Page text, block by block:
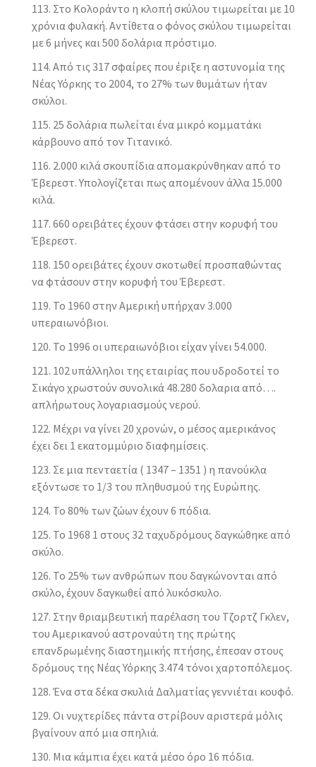
Στο Κολοράντο η κλοπή σκύλου τιμωρείται με 10
χρόνια φυλακή. Αντίθετα ο φόνος σκύλου τιμωρείται
με 6 μήνες και 500 δολάρια πρόστιμο.
Από τις 317 σφαίρες που έριξε η αστυνομία της
Νέας Υόρκης το 2004, το 27% των θυμάτων ήταν
σκύλοι.
25 δολάρια πωλείται ένα μικρό κομματάκι
κάρβουνο από τον Τιτανικό.
2.000 κιλά σκουπίδια απομακρύνθηκαν από το
Έβερεστ. Υπολογίζεται πως απομένουν άλλα 15.000
κιλά.
660 ορειβάτες έχουν φτάσει στην κορυφή του
Έβερεστ.
150 ορειβάτες έχουν σκοτωθεί προσπαθώντας
να φτάσουν στην κορυφή του Έβερεστ.
Το 1960 στην Αμερική υπήρχαν 3.000
υπεραιωνόβιοι.
Το 1996 οι υπεραιωνόβιοι είχαν γίνει 54.000.
102 υπάλληλοι της εταιρίας που υδροδοτεί το
Σικάγο χρωστούν συνολικά 48.280 δολαρια από….
απλήρωτους λογαριασμούς νερού.
Μέχρι να γίνει 20 χρονών, ο μέσος αμερικάνος
έχει δει 1 εκατομμύριο διαφημίσεις.
Σε μια πενταετία ( 1347 – 1351 ) η πανούκλα
εξόντωσε το 1/3 του πληθυσμού της Ευρώπης.
Το 80% των ζώων έχουν 6 πόδια.
Το 1968 1 στους 32 ταχυδρόμους δαγκώθηκε από
σκύλο.
Το 25% των ανθρώπων που δαγκώνονται από
σκύλο, έχουν δαγκωθεί από λυκόσκυλο.
Στην θριαμβευτική παρέλαση του Τζορτζ Γκλεν,
του Αμερικανού αστροναύτη της πρώτης
επανδρωμένης διαστημικής πτήσης, έπεσαν στους
δρόμους της Νέας Υόρκης 3.474 τόνοι χαρτοπόλεμος.
Ένα στα δέκα σκυλιά Δαλματίας γεννιέται κουφό.
Οι νυχτερίδες πάντα στρίβουν αριστερά μόλις
βγαίνουν από μια σπηλιά.
Μια κάμπια έχει κατά μέσο όρο 16 πόδια.